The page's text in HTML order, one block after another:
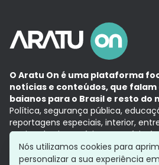
O Aratu On é uma plataforma
notícias e conteúdos, que falam
baianos para o Brasil e resto do
Política, segurança pública,
reportagens especiais, interior,
Aqui, tudo vira notícia e a notícia é
com a credibilidade do Grupo
Grupo Aratu
Política de
Nós utilizamos cookies para
personalizar a sua experiência em